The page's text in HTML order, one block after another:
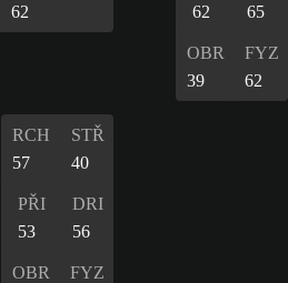
62
62
65
OBR
39
FYZ
62
RCH
57
STŘ
40
PŘI
53
DRI
56
OBR
FYZ